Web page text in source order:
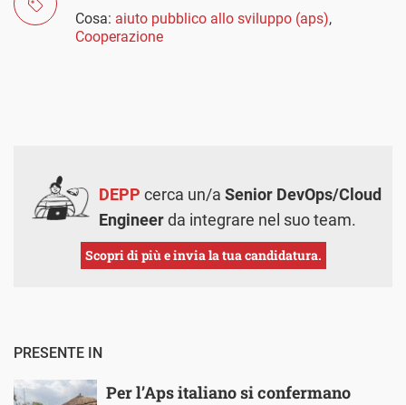
Cosa: aiuto pubblico allo sviluppo (aps),
Cooperazione
DEPP cerca un/a Senior DevOps/Cloud
Engineerda integrare nel suo team.
Scopri di più e invia la tua candidatura.
PRESENTE IN
Per l’Aps italiano si confermano